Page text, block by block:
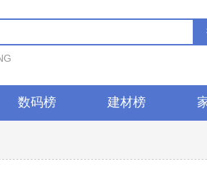
数码榜 建材榜